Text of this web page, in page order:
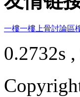
一樓一樓上骨討論區
0.2732s